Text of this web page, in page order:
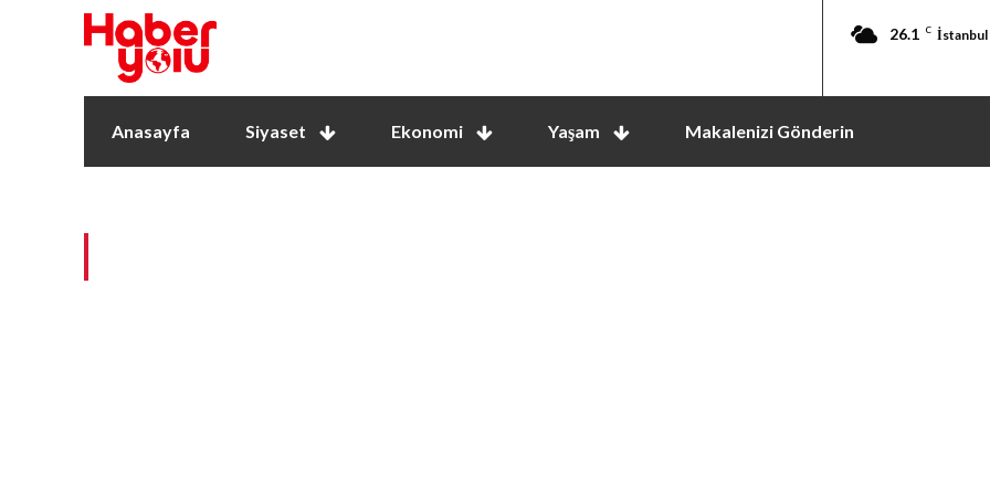
26.1 C İstanbul
Anasayfa Siyaset Ekonomi Yaşam Makalenizi Gönderin